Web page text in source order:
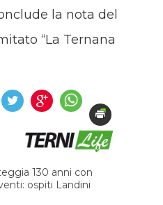
la nota del
“La Ternana
130 anni con
ospiti Landini